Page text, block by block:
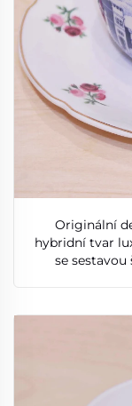
Originální
hybridní tvar
se